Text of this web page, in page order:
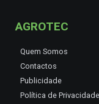
AGROTEC
Quem Somos
Contactos
Publicidade
Política de Privacidade